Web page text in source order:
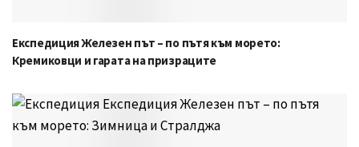
Експедиция Железен път – по пътя към морето:
Кремиковци и гарата на призраците